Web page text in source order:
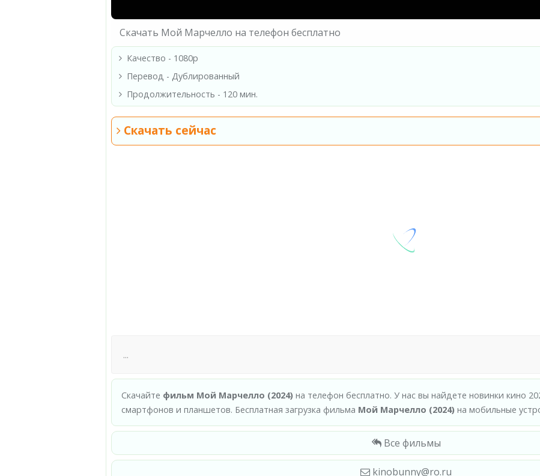
Скачать Мой Марчелло на телефон бесплатно
Качество - 1080p
Перевод - Дублированный
Продолжительность - 120 мин.
Скачать сейчас
Скачайте фильм Мой Марчелло (2024) на телефон бесплатно. У нас вы найдете новинки кино
смартфонов и планшетов. Бесплатная загрузка фильма Мой Марчелло (2024) на мобильные
Все фильмы
kinobunny@ro.ru